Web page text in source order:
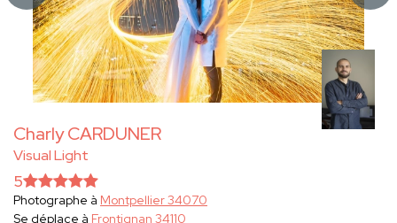
Charly CARDUNER
Visual Light
5
Photographe à Montpellier 34070
Se déplace à Frontignan 34110